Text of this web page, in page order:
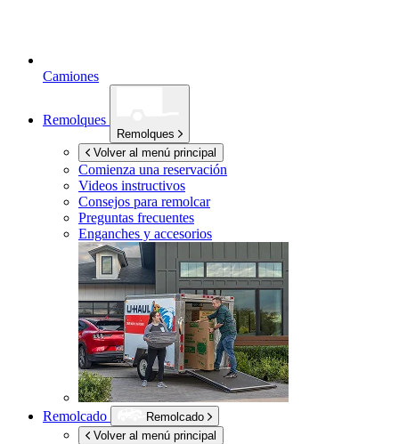
Camiones
Remolques
Remolques
Volver al menú principal
Comienza una reservación
Videos instructivos
Consejos para remolcar
Preguntas frecuentes
Enganches y accesorios
Remolcado
Remolcado
Volver al menú principal